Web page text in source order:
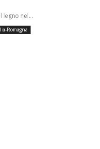
legno nel...
Romagna